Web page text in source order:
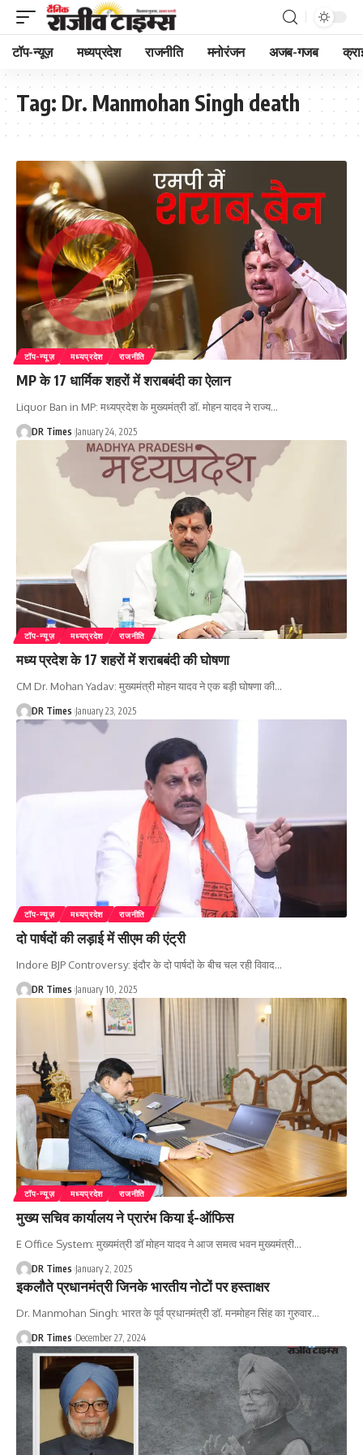
टॉप-न्यूज़ मध्यप्रदेश राजनीति मनोरंजन अजब-गजब
Tag: Dr. Manmohan Singh death
टॉप-न्यूज़ मध्यप्रदेश राजनीति
MP के 17 धार्मिक शहरों में शराबबंदी का ऐलान
Liquor Ban in MP: मध्यप्रदेश के मुख्यमंत्री डॉ. मोहन यादव ने राज्य…
DR Times January 24, 2025
टॉप-न्यूज़ मध्यप्रदेश राजनीति
मध्य प्रदेश के 17 शहरों में शराबबंदी की घोषणा
CM Dr. Mohan Yadav: मुख्यमंत्री मोहन यादव ने एक बड़ी घोषणा की…
DR Times January 23, 2025
टॉप-न्यूज़ मध्यप्रदेश राजनीति
दो पार्षदों की लड़ाई में सीएम की एंट्री
Indore BJP Controversy: इंदौर के दो पार्षदों के बीच चल रही विवाद…
DR Times January 10, 2025
टॉप-न्यूज़ मध्यप्रदेश राजनीति
मुख्य सचिव कार्यालय ने प्रारंभ किया ई-ऑफिस
E Office System: मुख्यमंत्री डॉ मोहन यादव ने आज समत्व भवन मुख्यमंत्री…
DR Times January 2, 2025
इकलौते प्रधानमंत्री जिनके भारतीय नोटों पर हस्ताक्षर
Dr. Manmohan Singh: भारत के पूर्व प्रधानमंत्री डॉ. मनमोहन सिंह का गुरुवार…
DR Times December 27, 2024